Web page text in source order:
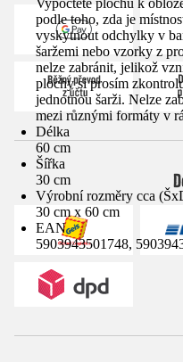
Vypočtěte plochu k
podle toho, zda je
vyskytnout odchylky v
šaržemi nebo vzorky z
nelze zabránit, jelikož
plochy si prosím
jednotnou šarži. Nelze
mezi různými formáty v
Délka
60 cm
Šířka
30 cm
Výrobní rozměry cca
30 cm x 60 cm
EAN
5903943501748,